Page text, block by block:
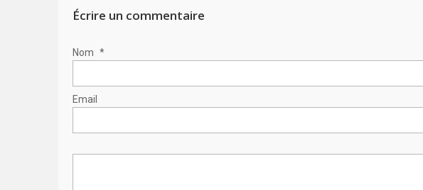
Écrire un commentaire
Nom *
Email